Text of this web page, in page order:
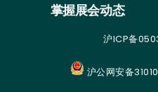
掌握展会动态
沪ICP备
沪公网安备